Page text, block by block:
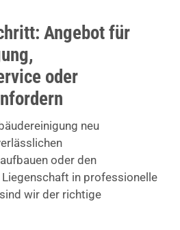
Angebot für
oder
neu
oder den
in professionelle
wir der richtige